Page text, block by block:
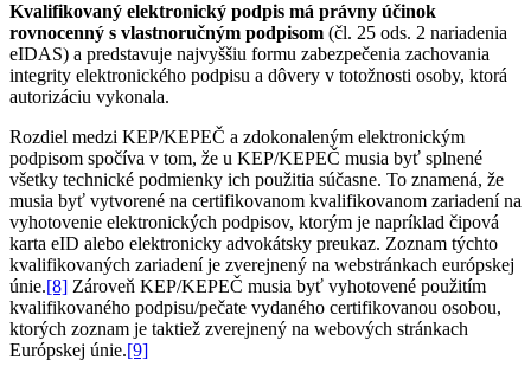
Kvalifikovaný elektronický podpis má právny účinok
rovnocenný s vlastnoručným podpisom (čl. 25 ods. 2 nariadenia
eIDAS) a predstavuje najvyššiu formu zabezpečenia zachovania
integrity elektronického podpisu a dôvery v totožnosti osoby, ktorá
autorizáciu vykonala.
Rozdiel medzi KEP/KEPEČ a zdokonaleným elektronickým
podpisom spočíva v tom, že u KEP/KEPEČ musia byť splnené
všetky technické podmienky ich použitia súčasne. To znamená, že
musia byť vytvorené na certifikovanom kvalifikovanom zariadení na
vyhotovenie elektronických podpisov, ktorým je napríklad čipová
karta eID alebo elektronicky advokátsky preukaz. Zoznam týchto
kvalifikovaných zariadení je zverejnený na webstránkach európskej
únie.[8] Zároveň KEP/KEPEČ musia byť vyhotovené použitím
kvalifikovaného podpisu/pečate vydaného certifikovanou osobou,
ktorých zoznam je taktiež zverejnený na webových stránkach
Európskej únie.[9]